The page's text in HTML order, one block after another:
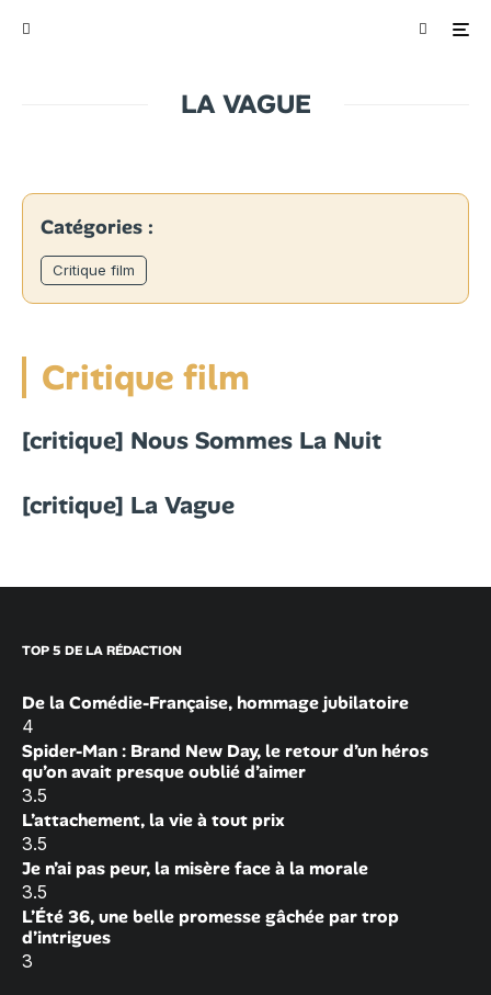
LA VAGUE
Catégories :
Critique film
Critique film
[critique] Nous Sommes La Nuit
[critique] La Vague
TOP 5 DE LA RÉDACTION
De la Comédie-Française, hommage jubilatoire
4
Spider-Man : Brand New Day, le retour d’un héros
qu’on avait presque oublié d’aimer
3.5
L’attachement, la vie à tout prix
3.5
Je n’ai pas peur, la misère face à la morale
3.5
L’Été 36, une belle promesse gâchée par trop
d’intrigues
3